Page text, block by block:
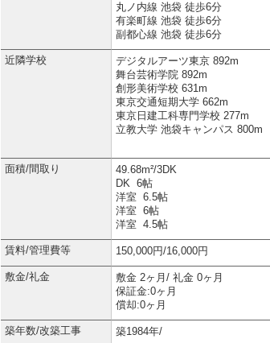
丸ノ内線 池袋 徒歩6分
有楽町線 池袋 徒歩6分
副都心線 池袋 徒歩6分
近隣学校
デジタルアーツ東京 892m
舞台芸術学院 892m
創形美術学校 631m
東京交通短期大学 662m
東京日建工科専門学校 277m
立教大学 池袋キャンパス 800m
面積/間取り
49.68m²/3DK
DK 6帖
洋室 6.5帖
洋室 6帖
洋室 4.5帖
賃料/管理費等 150,000円/16,000円
敷金/礼金
敷金 2ヶ月/ 礼金 0ヶ月
保証金:0ヶ月
償却:0ヶ月
築年数/改築工事 築1984年/